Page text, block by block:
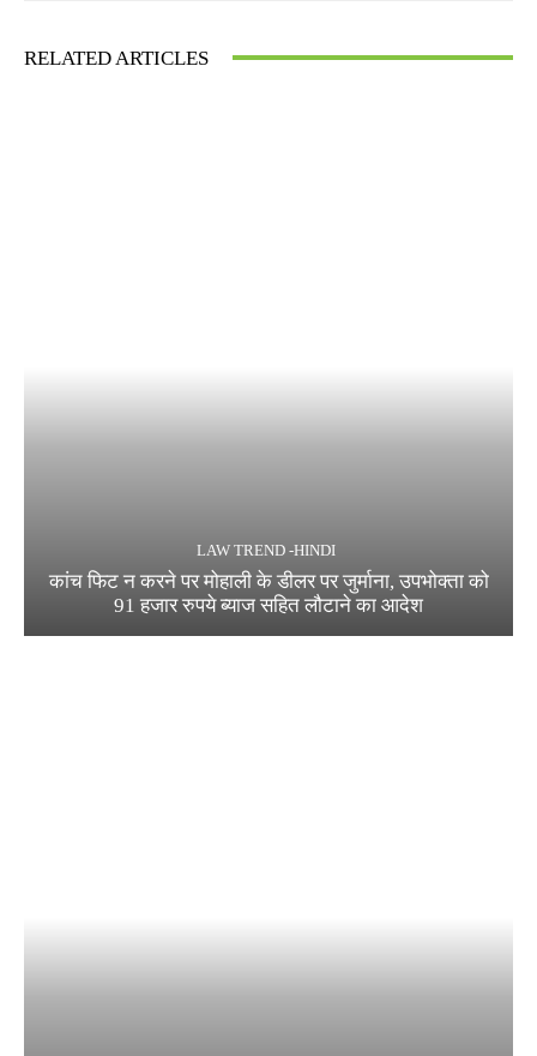
RELATED ARTICLES
LAW TREND -HINDI
कांच फिट न करने पर मोहाली के डीलर पर जुर्माना, उपभोक्ता को
91 हजार रुपये ब्याज सहित लौटाने का आदेश